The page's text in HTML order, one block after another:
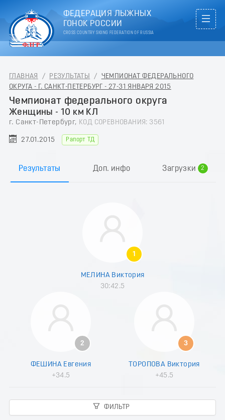
ФЕДЕРАЦИЯ ЛЫЖНЫХ
ГОНОК РОССИИ
CROSS COUNTRY SKIING FEDERATION OF RUSSIA
ГЛАВНАЯ / РЕЗУЛЬТАТЫ / ЧЕМПИОНАТ ФЕДЕРАЛЬНОГО
ОКРУГА - Г. САНКТ-ПЕТЕРБУРГ - 27-31 ЯНВАРЯ 2015
Чемпионат федерального округа
Женщины - 10 км КЛ
г. Санкт-Петербург, КОД СОРЕВНОВАНИЯ: 3561
27.01.2015 Рапорт ТД
Результаты Доп. инфо Загрузки
2
5
1
МЕЛИНА Виктория
30:42.5
2
ФЕШИНА Евгения
+34.5
3
ТОРОПОВА Виктория
+45.5
ФИЛЬТР